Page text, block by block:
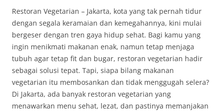
Restoran Vegetarian – Jakarta, kota yang tak pernah tidur
dengan segala keramaian dan kemegahannya, kini mulai
bergeser dengan tren gaya hidup sehat. Bagi kamu yang
ingin menikmati makanan enak, namun tetap menjaga
tubuh agar tetap fit dan bugar, restoran vegetarian hadir
sebagai solusi tepat. Tapi, siapa bilang makanan
vegetarian itu membosankan dan tidak menggugah selera?
Di Jakarta, ada banyak restoran vegetarian yang
menawarkan menu sehat, lezat, dan pastinya memanjakan